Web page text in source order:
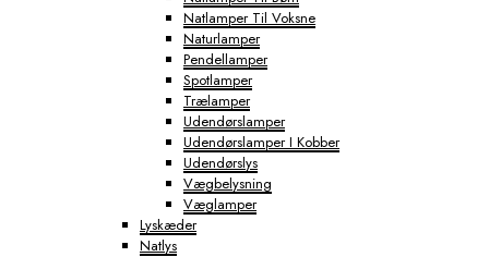
Natlamper Til Voksne
Naturlamper
Pendellamper
Spotlamper
Trælamper
Udendørslamper
Udendørslamper I Kobber
Udendørslys
Vægbelysning
Væglamper
Lyskæder
Natlys